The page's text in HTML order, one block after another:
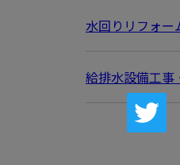
水回りリフォー
給排水設備工事